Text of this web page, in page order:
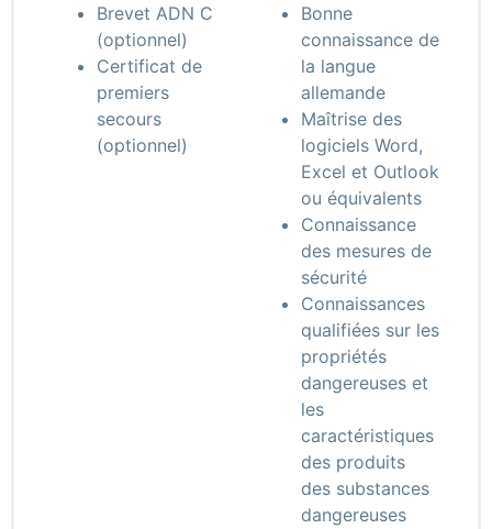
Brevet ADN C
(optionnel)
Certificat de
premiers
secours
(optionnel)
Bonne
connaissance de
la langue
allemande
Maîtrise des
logiciels Word,
Excel et Outlook
ou équivalents
Connaissance
des mesures de
sécurité
Connaissances
qualifiées sur les
propriétés
dangereuses et
les
caractéristiques
des produits
des substances
dangereuses